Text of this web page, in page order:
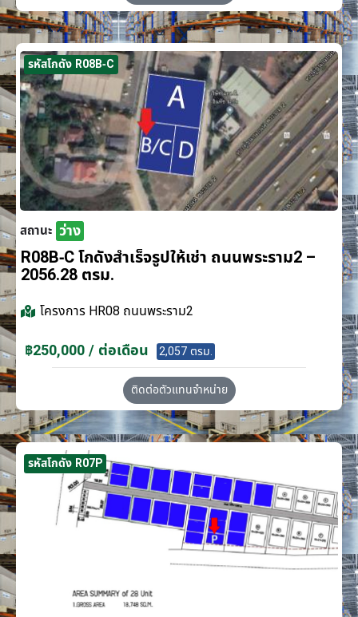
รหัสโกดัง R08B-C
สถานะ ว่าง
R08B-C โกดังสำเร็จรูปให้เช่า ถนนพระราม2 –
2056.28 ตรม.
โครงการ HR08 ถนนพระราม2
฿250,000 / ต่อเดือน 2,057 ตรม.
ติดต่อตัวแทนจำหน่าย
รหัสโกดัง R07P